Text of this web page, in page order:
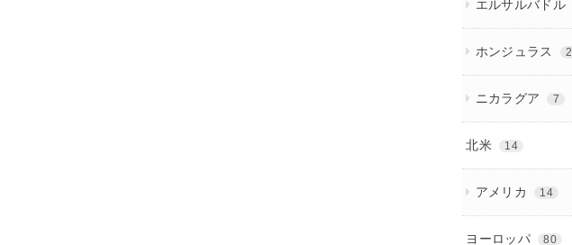
エルサルバドル
ホンジュラス 2
ニカラグア 7
北米 14
アメリカ 14
ヨーロッパ 80